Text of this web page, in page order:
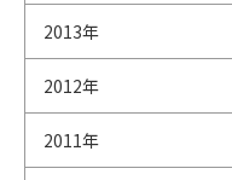
2013年
2012年
2011年